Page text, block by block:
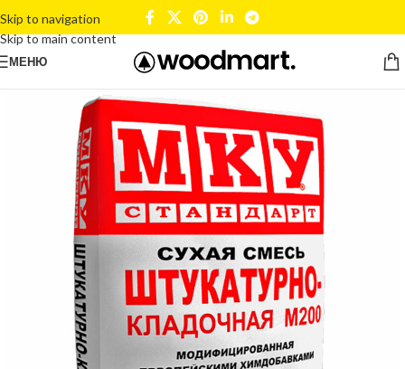
Skip to navigation
Skip to main content
МЕНЮ